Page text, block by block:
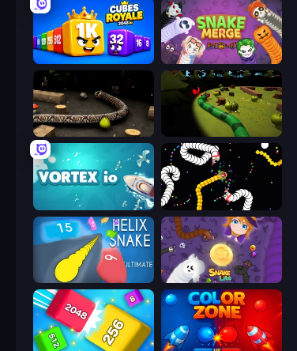
Cubes 2048 Royale Snake Merge: Idle & io Zone
Snake 3D Axy Snake 3D
Vortex.io Worms.io
Helix Snake Snake Lite